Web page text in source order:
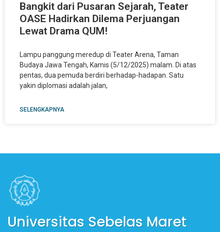
Bangkit dari Pusaran Sejarah, Teater
OASE Hadirkan Dilema Perjuangan
Lewat Drama QUM!
Lampu panggung meredup di Teater Arena, Taman
Budaya Jawa Tengah, Kamis (5/12/2025) malam. Di atas
pentas, dua pemuda berdiri berhadap-hadapan. Satu
yakin diplomasi adalah jalan,
SELENGKAPNYA
Universitas Sebelas Maret